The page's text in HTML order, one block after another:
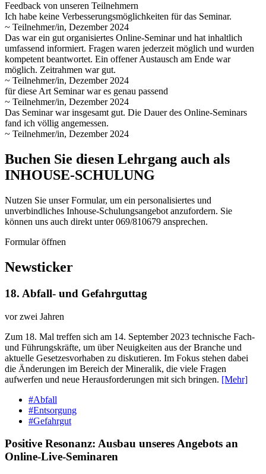
Feedback von unseren Teilnehmern
Ich habe keine Verbesserungsmöglichkeiten für das Seminar.
~ Teilnehmer/in, Dezember 2024
Das war ein gut organisiertes Online-Seminar und hat inhaltlich
umfassend informiert. Fragen waren jederzeit möglich und wurden
kompetent beantwortet. Ein offener Austausch am Ende war
möglich. Zeitrahmen war gut.
~ Teilnehmer/in, Dezember 2024
für diese Art Seminar war es genau passend
~ Teilnehmer/in, Dezember 2024
Das Seminar war insgesamt gut. Die Dauer des Online-Seminars
fand ich völlig angemessen.
~ Teilnehmer/in, Dezember 2024
Buchen Sie diesen Lehrgang auch als
INHOUSE-SCHULUNG
Nutzen Sie unser Formular, um ein personalisiertes und
unverbindliches Inhouse-Schulungs­angebot anzufordern. Sie
können uns auch direkt unter 069/810679 ansprechen.
Formular öffnen
Newsticker
18. Abfall-​ und Gefahrguttag
vor zwei Jahren
Zum 18. Mal treffen sich am 14. September 2023 technische Fach-
und Führungskräfte, um über Neuigkeiten aus der Branche und
aktuelle Gesetzesvorhaben zu diskutieren. Im Fokus stehen dabei
die Änderungen im Bereich der Mineralik, die viele Fragen
aufwerfen und neue Herausforderungen mit sich bringen. [Mehr]
#Abfall
#Entsorgung
#Gefahrgut
Positive Resonanz: Ausbau unseres Angebots an
Online-Live-Seminaren